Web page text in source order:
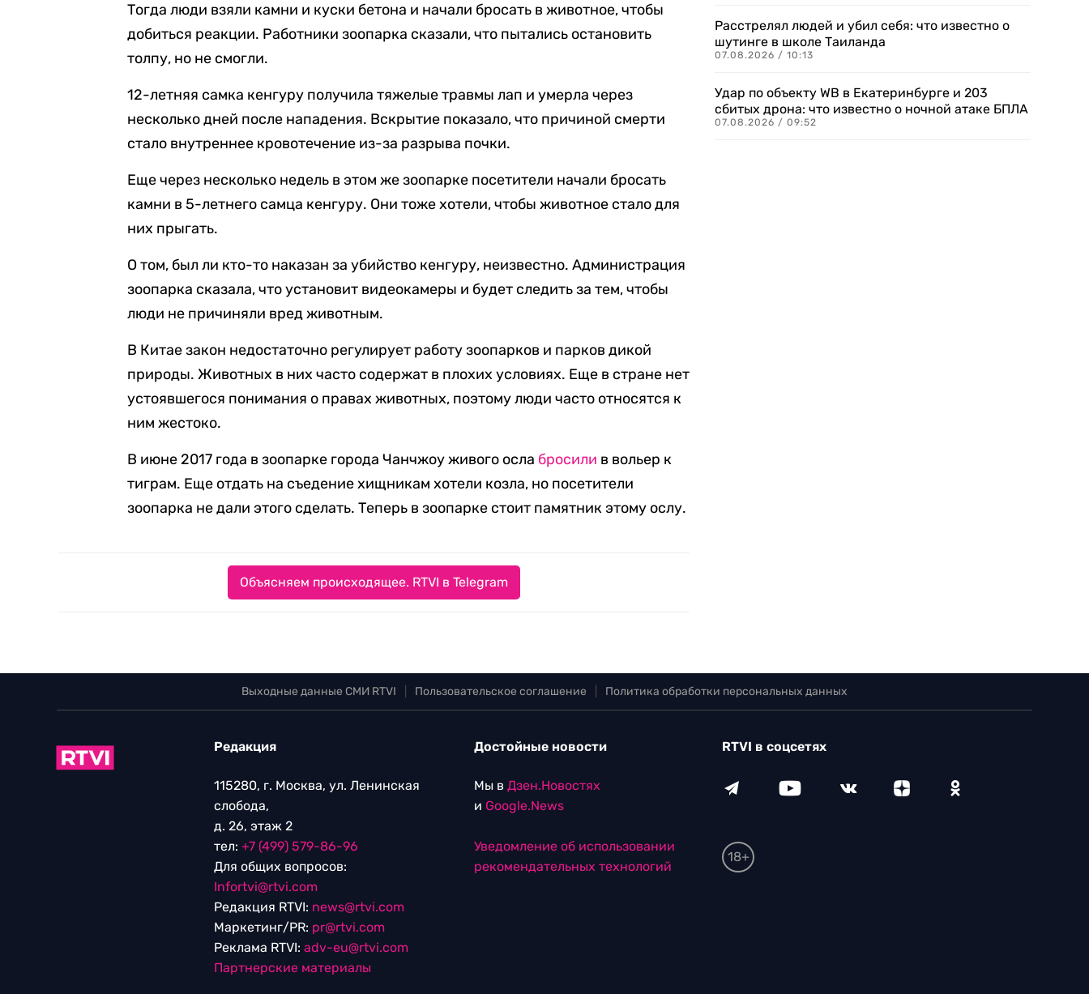
Тогда люди взяли камни и куски бетона и начали бросать в животное, чтобы
добиться реакции. Работники зоопарка сказали, что пытались остановить
толпу, но не смогли.
12-летняя самка кенгуру получила тяжелые травмы лап и умерла через
несколько дней после нападения. Вскрытие показало, что причиной смерти
стало внутреннее кровотечение из-за разрыва почки.
Еще через несколько недель в этом же зоопарке посетители начали бросать
камни в 5-летнего самца кенгуру. Они тоже хотели, чтобы животное стало для
них прыгать.
О том, был ли кто-то наказан за убийство кенгуру, неизвестно. Администрация
зоопарка сказала, что установит видеокамеры и будет следить за тем, чтобы
люди не причиняли вред животным.
В Китае закон недостаточно регулирует работу зоопарков и парков дикой
природы. Животных в них часто содержат в плохих условиях. Еще в стране нет
устоявшегося понимания о правах животных, поэтому люди часто относятся к
ним жестоко.
В июне 2017 года в зоопарке города Чанчжоу живого осла бросили в вольер к
тиграм. Еще отдать на съедение хищникам хотели козла, но посетители
зоопарка не дали этого сделать. Теперь в зоопарке стоит памятник этому ослу.
Объясняем происходящее. RTVI в Telegram
Расстрелял людей и убил себя: что известно о
шутинге в школе Таиланда
07.08.2026 / 10:13
Удар по объекту WB в Екатеринбурге и 203
сбитых дрона: что известно о ночной атаке БПЛА
07.08.2026 / 09:52
Выходные данные СМИ RTVI Пользовательское соглашение Политика обработки персональных данных
Редакция
115280, г. Москва, ул. Ленинская
слобода,
д. 26, этаж 2
тел: +7 (499) 579-86-96
Для общих вопросов:
Infortvi@rtvi.com
Редакция RTVI: news@rtvi.com
Маркетинг/PR: pr@rtvi.com
Реклама RTVI: adv-eu@rtvi.com
Партнерские материалы
Достойные новости
Мы в Дзен.Новостях
и Google.News
Уведомление об использовании
рекомендательных технологий
RTVI в соцсетях
18+